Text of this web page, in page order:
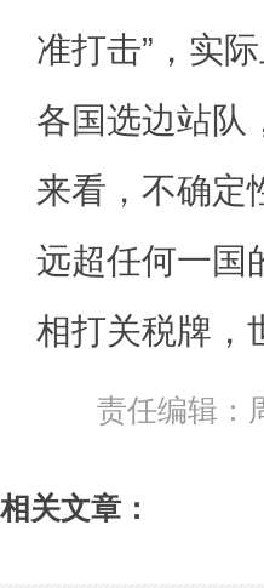
准打击”，实
各国选边站队
来看，不确定
远超任何一国
相打关税牌，
责任编辑：
相关文章：